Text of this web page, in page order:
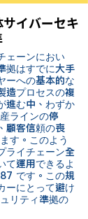
イバーセキ
ェーンにおい
拠はすでに大手
ーへの基本的な
造プロセスの複
進む中、わずか
ラインの停
顧客信頼の喪
す。このよう
ライチェーン全
て運用できるよ
です。この規
ーにとって避け
リティ準拠の